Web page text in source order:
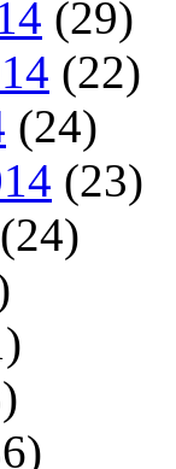
(29)
(22)
(24)
(23)
(24)